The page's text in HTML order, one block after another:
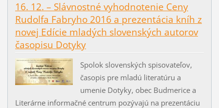
16. 12. – Slávnostné vyhodnotenie Ceny
Rudolfa Fabryho 2016 a prezentácia kníh z
novej Edície mladých slovenských autorov
časopisu Dotyky
Spolok slovenských spisovateľov,
časopis pre mladú literatúru a
umenie Dotyky, obec Budmerice a
Literárne informačné centrum pozývajú na prezentáciu